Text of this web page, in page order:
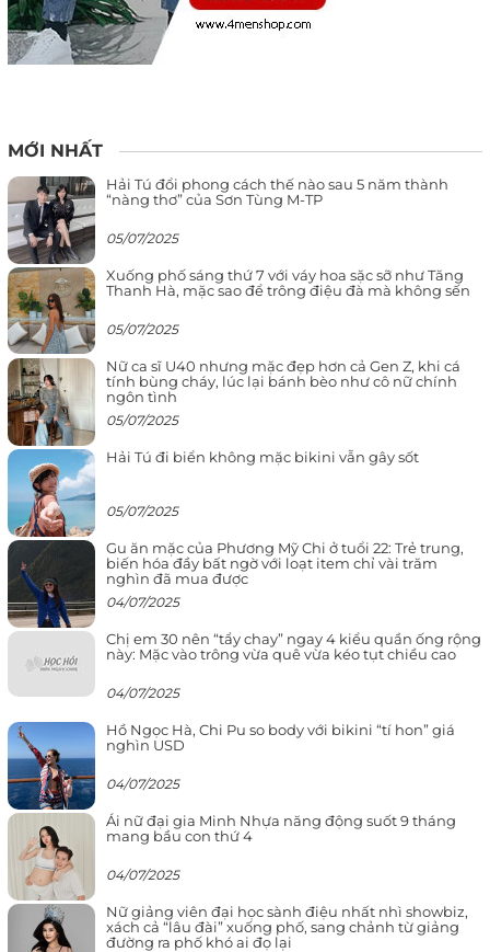
MỚI NHẤT
Hải Tú đổi phong cách thế nào sau 5 năm thành
“nàng thơ” của Sơn Tùng M-TP
05/07/2025
Xuống phố sáng thứ 7 với váy hoa sặc sỡ như Tăng
Thanh Hà, mặc sao để trông điệu đà mà không sến
05/07/2025
Nữ ca sĩ U40 nhưng mặc đẹp hơn cả Gen Z, khi cá
tính bùng cháy, lúc lại bánh bèo như cô nữ chính
ngôn tình
05/07/2025
Hải Tú đi biển không mặc bikini vẫn gây sốt
05/07/2025
Gu ăn mặc của Phương Mỹ Chi ở tuổi 22: Trẻ trung,
biến hóa đầy bất ngờ với loạt item chỉ vài trăm
nghìn đã mua được
04/07/2025
Chị em 30 nên “tẩy chay” ngay 4 kiểu quần ống rộng
này: Mặc vào trông vừa quê vừa kéo tụt chiều cao
04/07/2025
Hồ Ngọc Hà, Chi Pu so body với bikini “tí hon” giá
nghìn USD
04/07/2025
Ái nữ đại gia Minh Nhựa năng động suốt 9 tháng
mang bầu con thứ 4
04/07/2025
Nữ giảng viên đại học sành điệu nhất nhì showbiz,
xách cả “lâu đài” xuống phố, sang chảnh từ giảng
đường ra phố khó ai đọ lại